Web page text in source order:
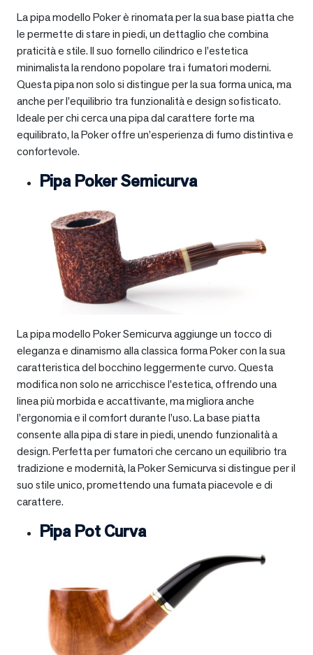
La pipa modello Poker è rinomata per la sua base piatta che
le permette di stare in piedi, un dettaglio che combina
praticità e stile. Il suo fornello cilindrico e l’estetica
minimalista la rendono popolare tra i fumatori moderni.
Questa pipa non solo si distingue per la sua forma unica, ma
anche per l’equilibrio tra funzionalità e design sofisticato.
Ideale per chi cerca una pipa dal carattere forte ma
equilibrato, la Poker offre un’esperienza di fumo distintiva e
confortevole.
Pipa Poker Semicurva
La pipa modello Poker Semicurva aggiunge un tocco di
eleganza e dinamismo alla classica forma Poker con la sua
caratteristica del bocchino leggermente curvo. Questa
modifica non solo ne arricchisce l’estetica, offrendo una
linea più morbida e accattivante, ma migliora anche
l’ergonomia e il comfort durante l’uso. La base piatta
consente alla pipa di stare in piedi, unendo funzionalità a
design. Perfetta per fumatori che cercano un equilibrio tra
tradizione e modernità, la Poker Semicurva si distingue per il
suo stile unico, promettendo una fumata piacevole e di
carattere.
Pipa Pot Curva